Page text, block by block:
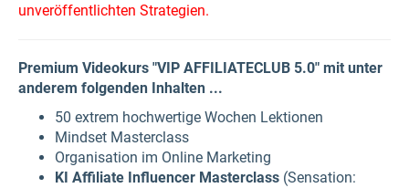
unveröffentlichten Strategien.
Premium Videokurs "VIP AFFILIATECLUB 5.0" mit unter
anderem folgenden Inhalten ...
50 extrem hochwertige Wochen Lektionen
Mindset Masterclass
Organisation im Online Marketing
KI Affiliate Influencer Masterclass (Sensation: